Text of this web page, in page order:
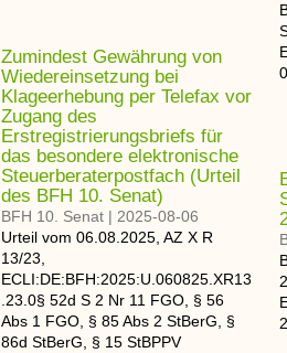
Zumindest Gewährung von
Wiedereinsetzung bei
Klageerhebung per Telefax vor
Zugang des
Erstregistrierungsbriefs für
das besondere elektronische
Steuerberaterpostfach (Urteil
des BFH 10. Senat)
BFH 10. Senat | 2025-08-06
Urteil vom 06.08.2025, AZ X R
13/23,
ECLI:DE:BFH:2025:U.060825.XR13
.23.0§ 52d S 2 Nr 11 FGO, § 56
Abs 1 FGO, § 85 Abs 2 StBerG, §
86d StBerG, § 15 StBPPV